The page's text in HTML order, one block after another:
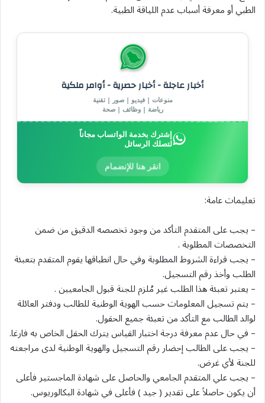
الطبي أو معرفة أسباب عدم اللياقة الطبية.
أخبار عاجلة - أخبار حصرية - أوامر ملكية
منوعات | فيديو | صور | تقنية
رياضة | وظائف | صحة
إشترك بخدمة الواتساب مجاناً
لتصلك الرسائل
انقر هنا للإنضمام
تعليمات عامة:
– يجب على المتقدم التأكد من وجود تخصصه الدقيق من ضمن
التخصصات المطلوبة .
– يجب قراءة الشروط المطلوبة وفي حال انطباقها يقوم المتقدم بتعبئة
الطلب وأخذ رقم التسجيل.
– يعتبر تعبئة هذا الطلب غير مُلزم للجنة قبول الجامعيين .
– يتم تسجيل المعلومات حسب الهوية الوطنية للطالب ودفتر العائلة
لوالد الطالب مع التأكد من تعبئة جميع الحقول.
– في حال عدم معرفة درجة اختبار القياس يترك الحقل الخاص به فارغا.
– يجب على الطالب إحضار رقم التسجيل والهوية الوطنية لدى مراجعته
للجنة لأي غرض.
– يجب علي المتقدم الجامعي والحاصل على شهادة الماجستير فأعلى
أن يكون حاصلاً على تقدير ( جيد ) فأعلى في شهادة البكالوريوس.